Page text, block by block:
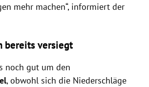
mehr machen“, informiert der
bereits versiegt
noch gut um den
, obwohl sich die Niederschläge